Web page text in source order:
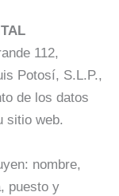
112,
Potosí, S.L.P.,
de los datos
sitio web.
nombre,
puesto y